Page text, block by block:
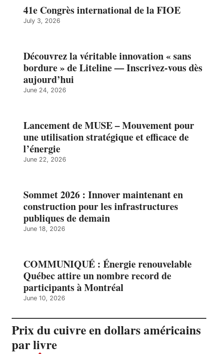
41e Congrès international de la FIOE
July 3, 2026
Découvrez la véritable innovation « sans
bordure » de Liteline — Inscrivez-vous dès
aujourd’hui
June 24, 2026
Lancement de MUSE – Mouvement pour
une utilisation stratégique et efficace de
l’énergie
June 22, 2026
Sommet 2026 : Innover maintenant en
construction pour les infrastructures
publiques de demain
June 18, 2026
COMMUNIQUÉ : Énergie renouvelable
Québec attire un nombre record de
participants à Montréal
June 10, 2026
Prix du cuivre en dollars américains
par livre